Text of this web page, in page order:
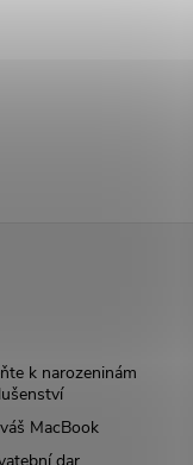
k narozeninám
MacBook